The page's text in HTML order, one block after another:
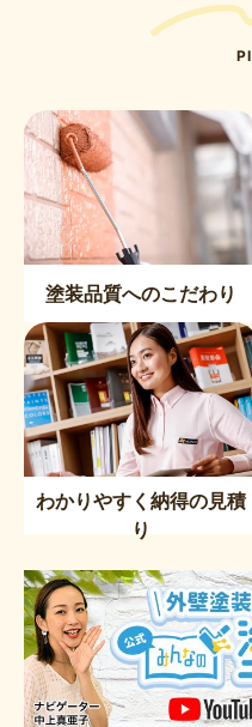
塗装品質へのこだわり
わかりやすく納得の見積
り